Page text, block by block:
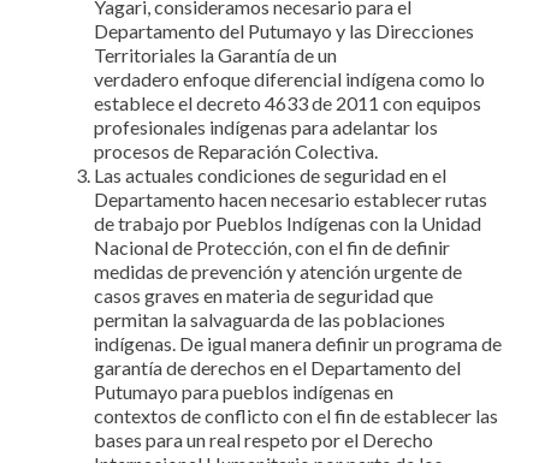
Yagari, consideramos necesario para el
Departamento del Putumayo y las Direcciones
Territoriales la Garantía de un
verdadero enfoque diferencial indígena como lo
establece el decreto 4633 de 2011 con equipos
profesionales indígenas para adelantar los
procesos de Reparación Colectiva.
Las actuales condiciones de seguridad en el
Departamento hacen necesario establecer rutas
de trabajo por Pueblos Indígenas con la Unidad
Nacional de Protección, con el fin de definir
medidas de prevención y atención urgente de
casos graves en materia de seguridad que
permitan la salvaguarda de las poblaciones
indígenas. De igual manera definir un programa de
garantía de derechos en el Departamento del
Putumayo para pueblos indígenas en
contextos de conflicto con el fin de establecer las
bases para un real respeto por el Derecho